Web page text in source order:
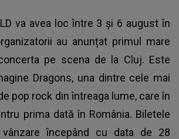
va avea loc între 3 și 6 august în
au anunțat primul mare
pe scena de la Cluj. Este
Dragons, una dintre cele mai
pop rock din întreaga lume, care în
prima dată în România. Biletele
începând cu data de 28